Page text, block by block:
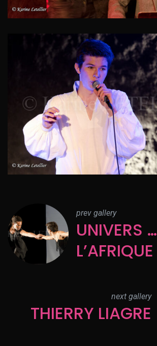
prev gallery
UNIVERS …
L’AFRIQUE
next gallery
THIERRY LIAGRE